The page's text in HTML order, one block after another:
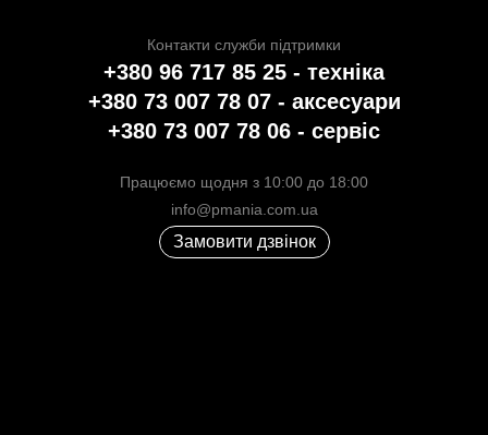
Контакти служби підтримки
+380 96 717 85 25 - техніка
+380 73 007 78 07 - аксесуари
+380 73 007 78 06 - сервіс
Працюємо щодня з 10:00 до 18:00
info@pmania.com.ua
Замовити дзвінок